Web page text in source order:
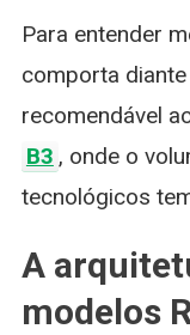
Para entender
comporta
recomendável
B3 , onde o
tecnológicos
A
modelos